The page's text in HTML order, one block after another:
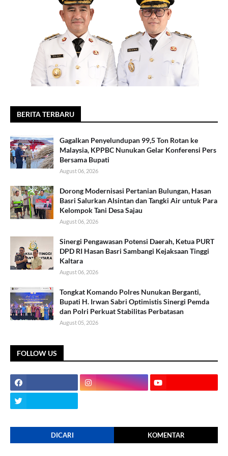
BERITA TERBARU
Gagalkan Penyelundupan 99,5 Ton Rotan ke
Malaysia, KPPBC Nunukan Gelar Konferensi Pers
Bersama Bupati
August 06, 2026
Dorong Modernisasi Pertanian Bulungan, Hasan
Basri Salurkan Alsintan dan Tangki Air untuk Para
Kelompok Tani Desa Sajau
August 06, 2026
Sinergi Pengawasan Potensi Daerah, Ketua PURT
DPD RI Hasan Basri Sambangi Kejaksaan Tinggi
Kaltara
August 06, 2026
Tongkat Komando Polres Nunukan Berganti,
Bupati H. Irwan Sabri Optimistis Sinergi Pemda
dan Polri Perkuat Stabilitas Perbatasan
August 05, 2026
FOLLOW US
DICARI KOMENTAR